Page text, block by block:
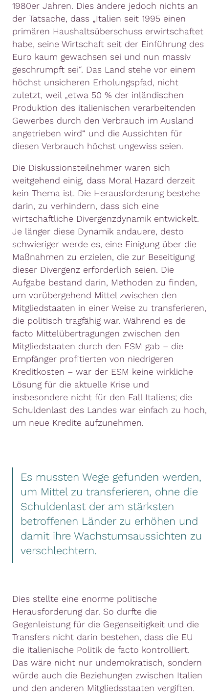
1980er Jahren. Dies ändere jedoch nichts an
der Tatsache, dass „Italien seit 1995 einen
primären Haushaltsüberschuss erwirtschaftet
habe, seine Wirtschaft seit der Einführung des
Euro kaum gewachsen sei und nun massiv
geschrumpft sei“. Das Land stehe vor einem
höchst unsicheren Erholungspfad, nicht
zuletzt, weil „etwa 50 % der inländischen
Produktion des italienischen verarbeitenden
Gewerbes durch den Verbrauch im Ausland
angetrieben wird“ und die Aussichten für
diesen Verbrauch höchst ungewiss seien.
Die Diskussionsteilnehmer waren sich
weitgehend einig, dass Moral Hazard derzeit
kein Thema ist. Die Herausforderung bestehe
darin, zu verhindern, dass sich eine
wirtschaftliche Divergenzdynamik entwickelt.
Je länger diese Dynamik andauere, desto
schwieriger werde es, eine Einigung über die
Maßnahmen zu erzielen, die zur Beseitigung
dieser Divergenz erforderlich seien. Die
Aufgabe bestand darin, Methoden zu finden,
um vorübergehend Mittel zwischen den
Mitgliedstaaten in einer Weise zu transferieren,
die politisch tragfähig war. Während es de
facto Mittelübertragungen zwischen den
Mitgliedstaaten durch den ESM gab – die
Empfänger profitierten von niedrigeren
Kreditkosten – war der ESM keine wirkliche
Lösung für die aktuelle Krise und
insbesondere nicht für den Fall Italiens; die
Schuldenlast des Landes war einfach zu hoch,
um neue Kredite aufzunehmen.
Es mussten Wege gefunden werden,
um Mittel zu transferieren, ohne die
Schuldenlast der am stärksten
betroffenen Länder zu erhöhen und
damit ihre Wachstumsaussichten zu
verschlechtern.
Dies stellte eine enorme politische
Herausforderung dar. So durfte die
Gegenleistung für die Gegenseitigkeit und die
Transfers nicht darin bestehen, dass die EU
die italienische Politik de facto kontrolliert.
Das wäre nicht nur undemokratisch, sondern
würde auch die Beziehungen zwischen Italien
und den anderen Mitgliedsstaaten vergiften.